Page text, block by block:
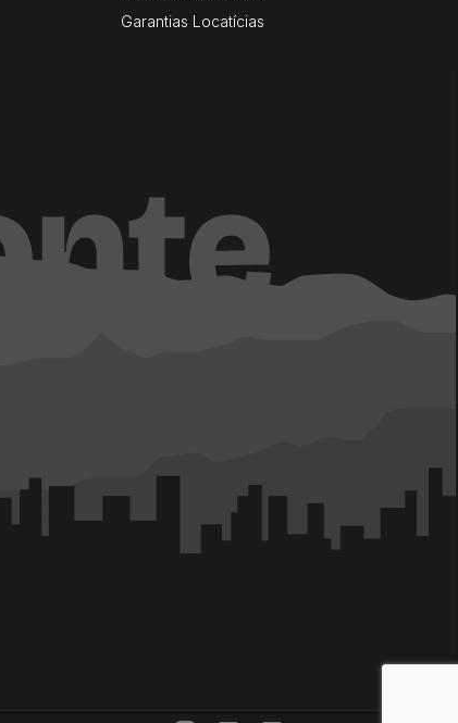
Garantias Locatícias